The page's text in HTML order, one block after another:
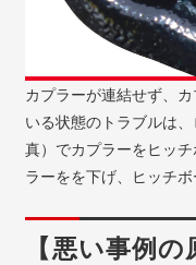
カプラーが連結せず、
いる状態のトラブルは
真）でカプラーをヒッ
ラーをを下げ、ヒッチ
【悪い事例